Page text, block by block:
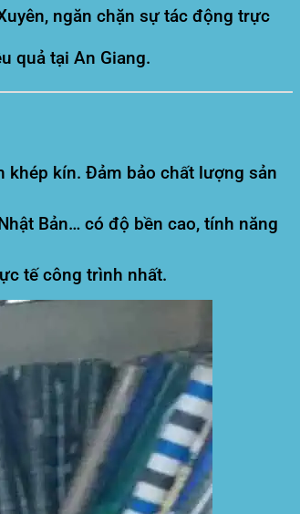
ngăn chặn sự tác động trực
quả tại An Giang.
khép kín. Đảm bảo chất lượng sản
Bản… có độ bền cao, tính năng
tế công trình nhất.